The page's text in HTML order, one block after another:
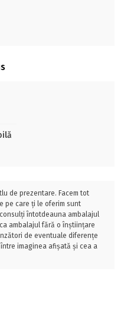
de prezentare. Facem tot
pe care ți le oferim sunt
întotdeauna ambalajul
ambalajul fără o înștiințare
de eventuale diferențe
imaginea afișată și cea a